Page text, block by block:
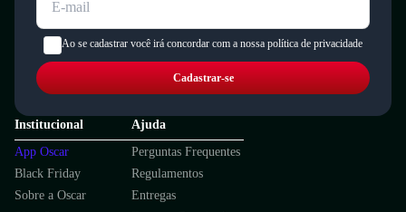
Ao se cadastrar você irá concordar com a nossa política de privacidade
Cadastrar-se
Institucional
App Oscar
Black Friday
Sobre a Oscar
Ajuda
Perguntas Frequentes
Regulamentos
Entregas